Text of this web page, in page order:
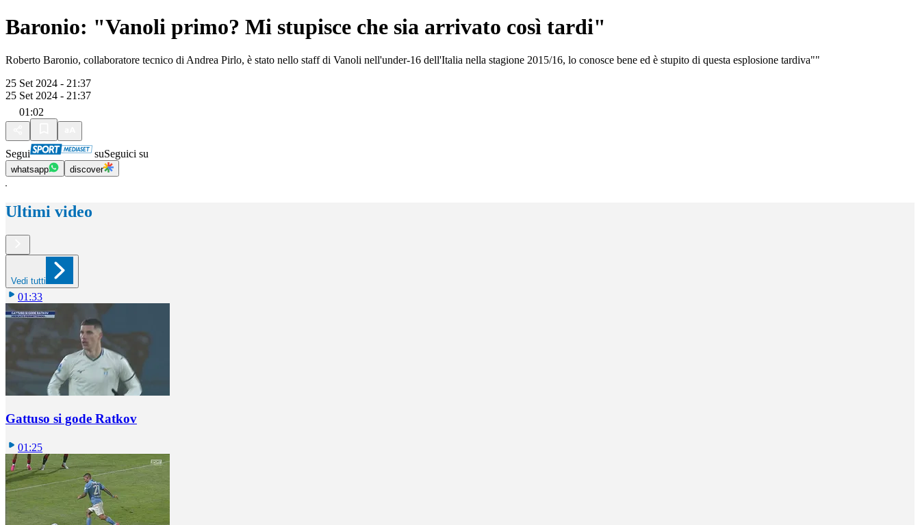
Baronio: "Vanoli primo? Mi stupisce che sia arrivato così tardi"
Roberto Baronio, collaboratore tecnico di Andrea Pirlo, è stato nello staff di Vanoli nell'under-16 dell'Italia nella stagione 2015/16, lo conosce bene ed è stupito di questa esplosione tardiva""
25 Set 2024 - 21:37
25 Set 2024 - 21:37
01:02
Segui suSeguici su
whatsapp discover
Ultimi video
Vedi tutti
01:33
Gattuso si gode Ratkov
01:25